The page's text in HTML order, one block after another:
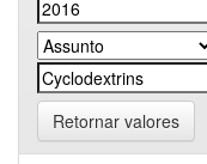
Retornar valores